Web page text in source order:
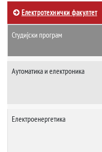
Електротехнички факултет
Студијски програм
Аутоматика и електроника
Електроенергетика